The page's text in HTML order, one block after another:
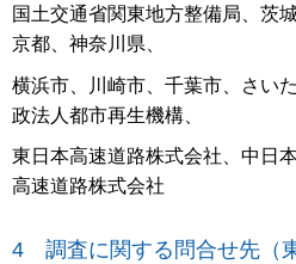
国土交通省関東地方整備局、茨
京都、神奈川県、
横浜市、川崎市、千葉市、さい
政法人都市再生機構、
東日本高速道路株式会社、中日
高速道路株式会社
4 調査に関する問合せ先（